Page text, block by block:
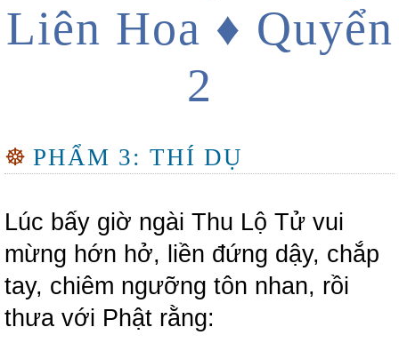
Liên Hoa ♦ Quyển
2
☸ PHẨM 3: THÍ DỤ
Lúc bấy giờ ngài Thu Lộ Tử vui
mừng hớn hở, liền đứng dậy, chắp
tay, chiêm ngưỡng tôn nhan, rồi
thưa với Phật rằng: